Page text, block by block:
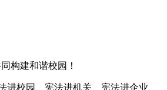
构建和谐校园！
校园、宪法进机关、宪法进企业、